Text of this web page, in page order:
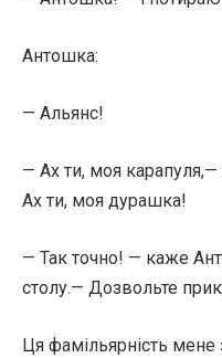
Антошка:
— Альянс!
— Ах ти, моя
Ах ти, моя дурашка!
— Так точно! — каже
столу.— Дозвольте
Ця фамільярність